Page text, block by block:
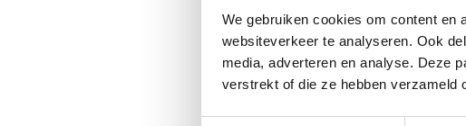
We gebruiken cookies om content en
websiteverkeer te analyseren. Ook
media, adverteren en analyse. Deze
verstrekt of die ze hebben verzameld
No worries, those
Perhaps try to
you can always try